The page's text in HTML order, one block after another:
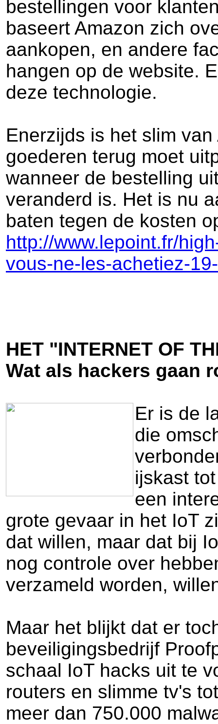
bestellingen voor
baseert Amazon zich
aankopen, en andere
hangen op de website.
deze technologie.
Enerzijds is het slim
goederen terug moet
wanneer de bestelling
veranderd is. Het is nu
baten tegen de kosten
http://www.lepoint.fr/
vous-ne-les-achetiez-
HET "INTERNET OF
Wat als hackers gaan
Er is de
die
ijskast
een
grote gevaar in het IoT
dat willen, maar dat bij
nog controle over
verzameld worden,
Maar het blijkt dat er
beveiligingsbedrijf
schaal IoT hacks uit te
routers en slimme tv's
meer dan 750.000